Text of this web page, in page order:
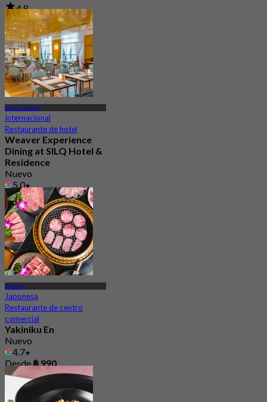
4.8
893 Reservado
Desde฿ 1,050
Phrom Phong
Internacional
Restaurante de hotel
Weaver Experience
Dining at SILQ Hotel &
Residence
Nuevo
5.0
Desde฿ 463.33
Rama 4
Japonesa
Restaurante de centro
comercial
Yakiniku En
Nuevo
4.7
Desde ฿ 990